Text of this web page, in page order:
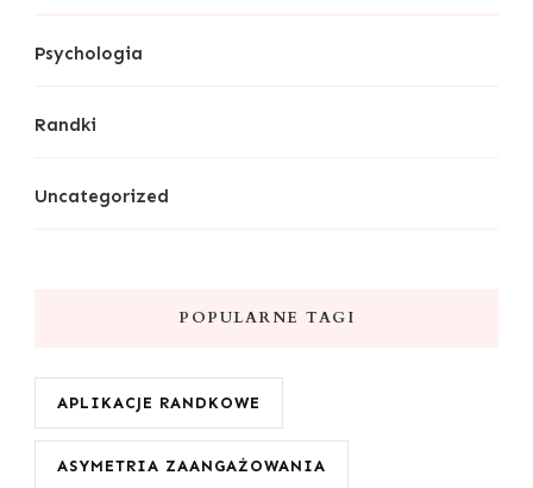
Psychologia
Randki
Uncategorized
POPULARNE TAGI
APLIKACJE RANDKOWE
ASYMETRIA ZAANGAŻOWANIA